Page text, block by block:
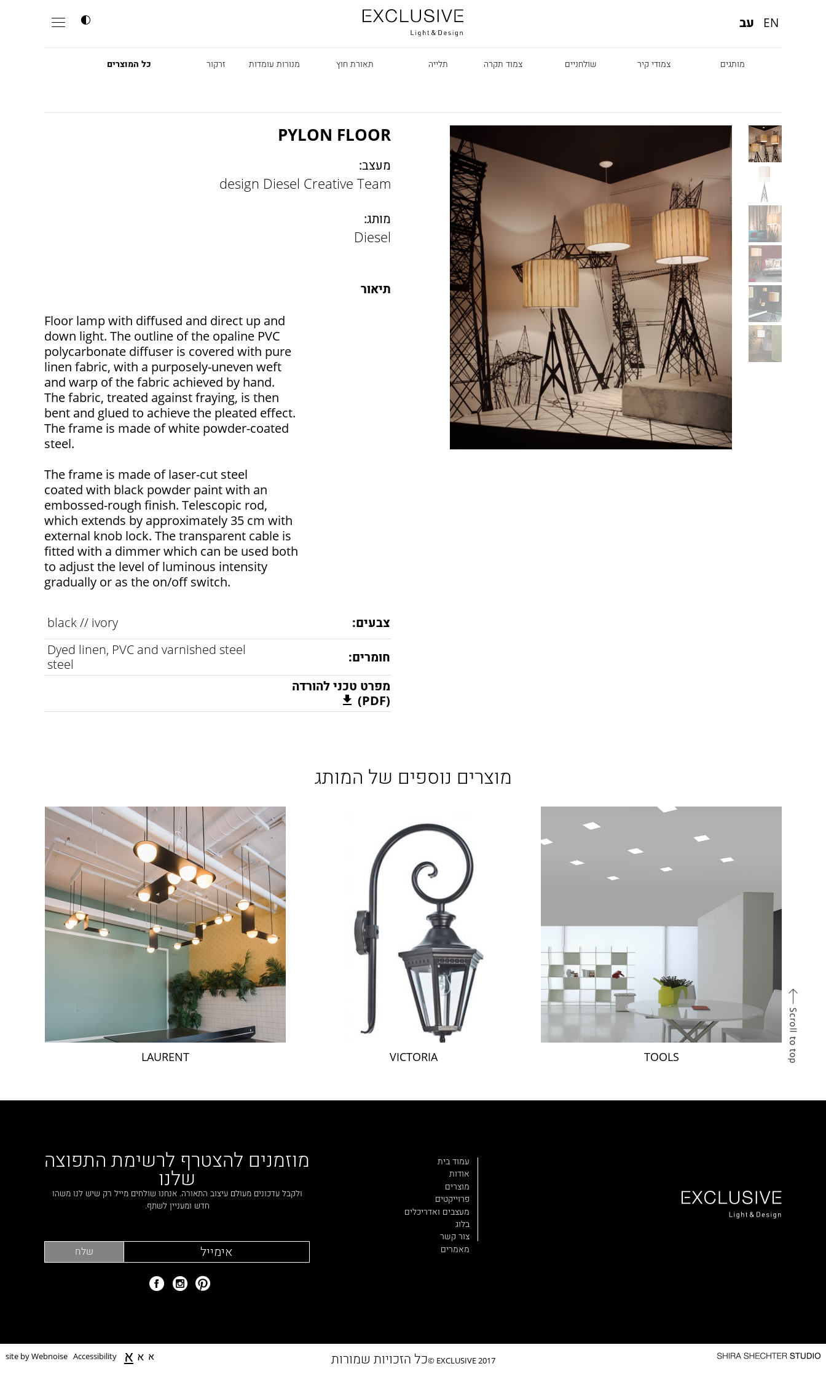
EN עב
מותגים צמודי קיר שולחניים צמוד תקרה תלייה תאורת חוץ מנורות עומדות זרקור כל המוצרים
Fabbian
Fontana Arte
DCW
Karman
Lambert & Fils
Catellani &
Smith
VIABIZZUNO
Grok
PYLON FLOOR
מעצב:
design Diesel Creative Team
מותג:
Diesel
תיאור
Floor lamp with diffused and direct up and
down light. The outline of the opaline PVC
polycarbonate diffuser is covered with pure
linen fabric, with a purposely-uneven weft
and warp of the fabric achieved by hand.
The fabric, treated against fraying, is then
bent and glued to achieve the pleated effect.
The frame is made of white powder-coated
steel.
The frame is made of laser-cut steel
coated with black powder paint with an
embossed-rough finish. Telescopic rod,
which extends by approximately 35 cm with
external knob lock. The transparent cable is
fitted with a dimmer which can be used both
to adjust the level of luminous intensity
gradually or as the on/off switch.
צבעים: black // ivory
חומרים:
Dyed linen, PVC and varnished steel
steel
מפרט טכני להורדה
(PDF)
מוצרים נוספים של המותג
TOOLS
VICTORIA
LAURENT
מוזמנים להצטרף לרשימת התפוצה
שלנו
ולקבל עדכונים מעולם עיצוב התאורה. אנחנו שולחים מייל רק שיש לנו משהו
חדש ומעניין לשתף.
עמוד בית
אודות
מוצרים
פרוייקטים
מעצבים ואדריכלים
בלוג
צור קשר
מאמרים
site by Webnoise א א א Accessibility EXCLUSIVE 2017 © כל הזכויות שמורות